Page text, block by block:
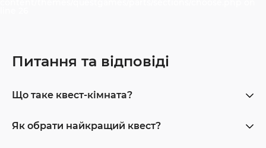
Питання та відповіді
Що таке квест-кімната?
Як обрати найкращий квест?